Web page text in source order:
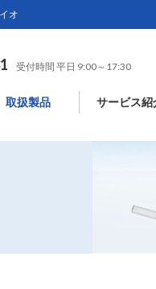
オ
受付時間 平日 9:00～17:30
取扱製品 サービス紹